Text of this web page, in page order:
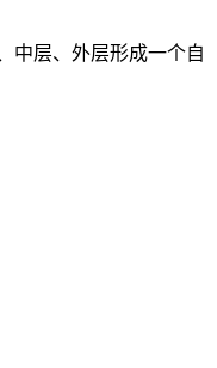
中层、外层形成一个自